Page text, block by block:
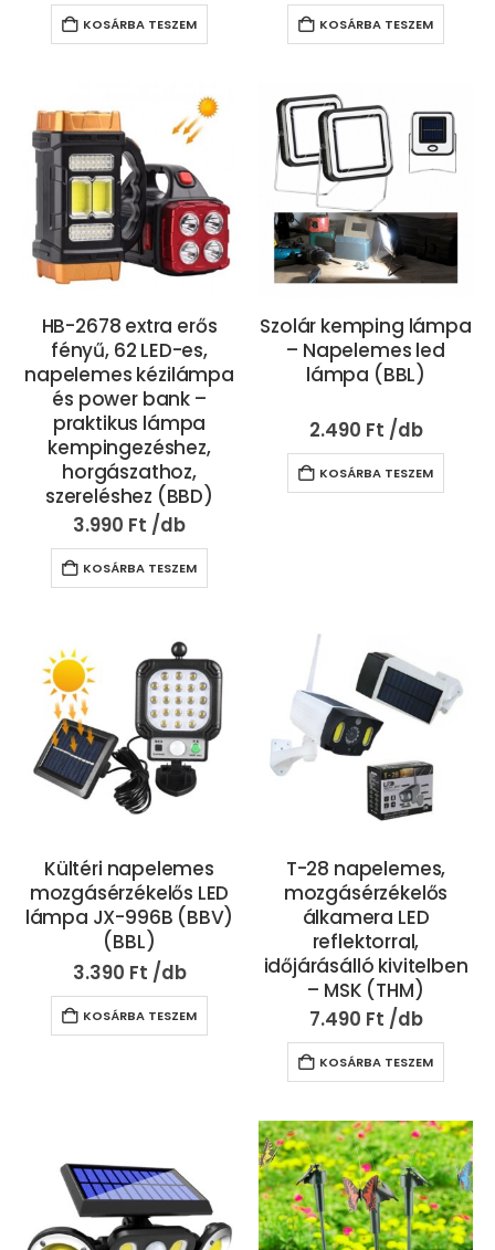
KOSÁRBA TESZEM KOSÁRBA TESZEM
HB-2678 extra erős
fényű, 62 LED-es,
napelemes kézilámpa
és power bank –
praktikus lámpa
kempingezéshez,
horgászathoz,
szereléshez (BBD)
3.990 Ft
KOSÁRBA TESZEM
Szolár kemping lámpa
– Napelemes led
lámpa (BBL)
2.490 Ft
KOSÁRBA TESZEM
Kültéri napelemes
mozgásérzékelős LED
lámpa JX-996B (BBV)
(BBL)
3.390 Ft
KOSÁRBA TESZEM
T-28 napelemes,
mozgásérzékelős
álkamera LED
reflektorral,
időjárásálló kivitelben
– MSK (THM)
7.490 Ft
KOSÁRBA TESZEM